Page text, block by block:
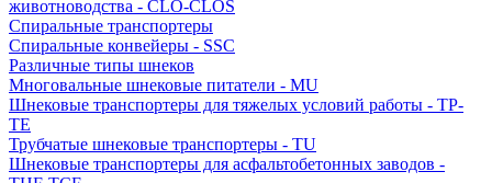
животноводства - CLO-CLOS
Спиральные транспортеры
Спиральные конвейеры - SSC
Различные типы шнеков
Многовальные шнековые питатели - MU
Шнековые транспортеры для тяжелых условий работы - TP-
TE
Трубчатые шнековые транспортеры - TU
Шнековые транспортеры для асфальтобетонных заводов -